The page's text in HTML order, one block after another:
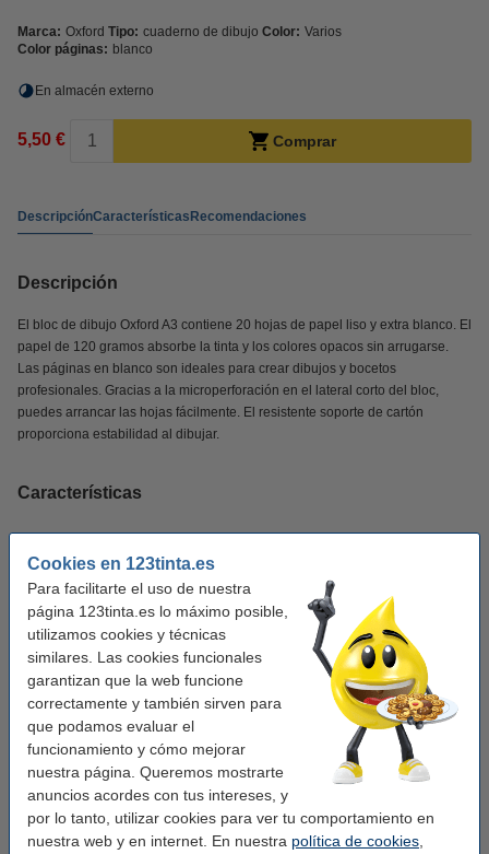
Cookies en 123tinta.es
Para facilitarte el uso de nuestra
página 123tinta.es lo máximo posible,
utilizamos cookies y técnicas
similares. Las cookies funcionales
garantizan que la web funcione
correctamente y también sirven para
que podamos evaluar el
funcionamiento y cómo mejorar
nuestra página. Queremos mostrarte
anuncios acordes con tus intereses, y
por lo tanto, utilizar cookies para ver tu comportamiento en
nuestra web y en internet. En nuestra política de cookies
Marca: Oxford Tipo: cuaderno de dibujo Color: Varios
Color páginas: blanco
En almacén externo
5,50 € Comprar
DescripciónCaracterísticasRecomendaciones
Descripción
El bloc de dibujo Oxford A3 contiene 20 hojas de papel liso y extra blanco. El
papel de 120 gramos absorbe la tinta y los colores opacos sin arrugarse.
Las páginas en blanco son ideales para crear dibujos y bocetos
profesionales. Gracias a la microperforación en el lateral corto del bloc,
puedes arrancar las hojas fácilmente. El resistente soporte de cartón
proporciona estabilidad al dibujar.
Características
Tipo: cuaderno de dibujo
Color: Varios
Color páginas: blanco
Gramaje:
Tamaño papel: A3
tapa blanda
Cantidad: 20 hojas
Encuadernación: pegado